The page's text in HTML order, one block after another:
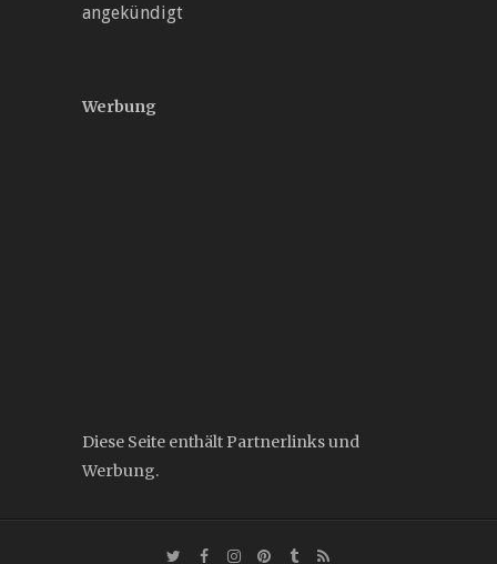
angekündigt
Werbung
Diese Seite enthält Partnerlinks und
Werbung.